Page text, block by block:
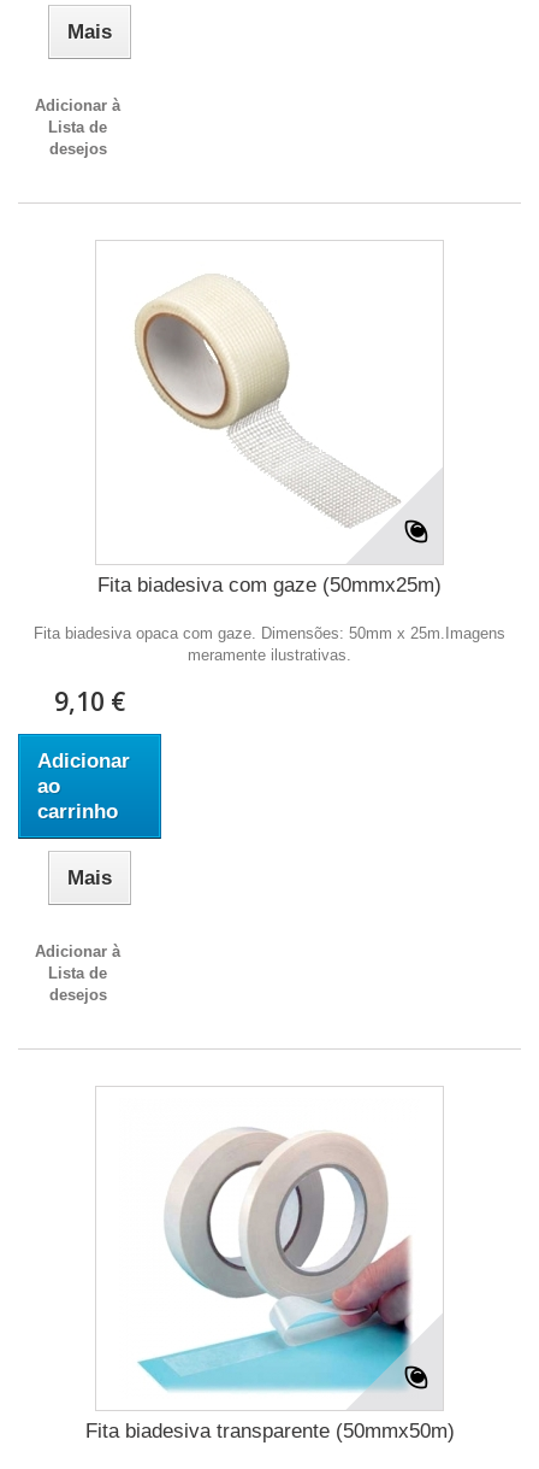
Mais
Adicionar à
Lista de
desejos
Fita biadesiva com gaze (50mmx25m)
Fita biadesiva opaca com gaze. Dimensões: 50mm x 25m.Imagens
meramente ilustrativas.
9,10 €
Adicionar
ao
carrinho
Mais
Adicionar à
Lista de
desejos
Fita biadesiva transparente (50mmx50m)